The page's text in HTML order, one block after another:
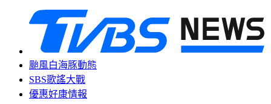
颱風白海豚動態
SBS歌謠大戰
優惠好康情報